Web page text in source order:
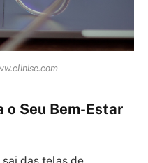
o Seu Bem-Estar